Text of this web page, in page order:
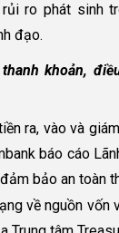
ro phát sinh
đạo.
khoản,
ra, vào và
báo cáo
bảo an toàn
về nguồn vốn